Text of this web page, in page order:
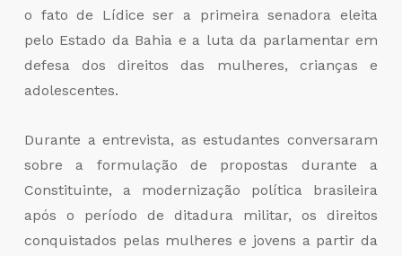
o fato de Lídice ser a primeira senadora eleita
pelo Estado da Bahia e a luta da parlamentar em
defesa dos direitos das mulheres, crianças e
adolescentes.
Durante a entrevista, as estudantes conversaram
sobre a formulação de propostas durante a
Constituinte, a modernização política brasileira
após o período de ditadura militar, os direitos
conquistados pelas mulheres e jovens a partir da